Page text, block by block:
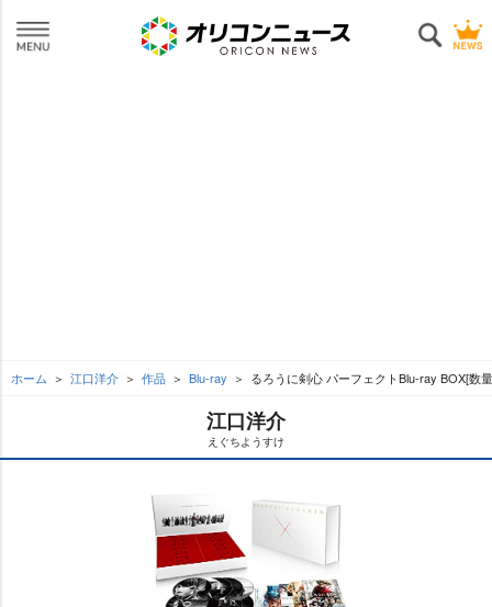
ホーム 江口洋介 作品 Blu-ray るろうに剣心 パーフェクトBlu-ray BOX[数
江口洋介
えぐちようすけ